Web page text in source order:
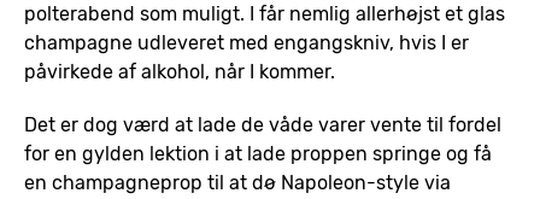
polterabend som muligt. I får nemlig allerhøjst et glas
champagne udleveret med engangskniv, hvis I er
påvirkede af alkohol, når I kommer.
Det er dog værd at lade de våde varer vente til fordel
for en gylden lektion i at lade proppen springe og få
en champagneprop til at dø Napoleon-style via